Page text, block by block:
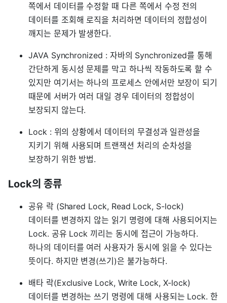
쪽에서 데이터를 수정할 때 다른 쪽에서 수정 전의
데이터를 조회해 로직을 처리하면 데이터의 정합성이
깨지는 문제가 발생한다.
JAVA Synchronized : 자바의 Synchronized를 통해
간단하게 동시성 문제를 막고 하나씩 작동하도록 할 수
있지만 여기서는 하나의 프로세스 안에서만 보장이 되기
때문에 서버가 여러 대일 경우 데이터의 정합성이
보장되지 않는다.
Lock : 위의 상황에서 데이터의 무결성과 일관성을
지키기 위해 사용되며 트랜잭션 처리의 순차성을
보장하기 위한 방법.
Lock의 종류
공유 락 (Shared Lock, Read Lock, S-lock)
데이터를 변경하지 않는 읽기 명령에 대해 사용되어지는
Lock. 공유 Lock 끼리는 동시에 접근이 가능하다.
하나의 데이터를 여러 사용자가 동시에 읽을 수 있다는
뜻이다. 하지만 변경(쓰기)은 불가능하다.
배타 락(Exclusive Lock, Write Lock, X-lock)
데이터를 변경하는 쓰기 명령에 대해 사용되는 Lock. 한